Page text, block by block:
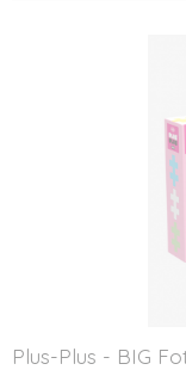
Plus-Plus - BIG